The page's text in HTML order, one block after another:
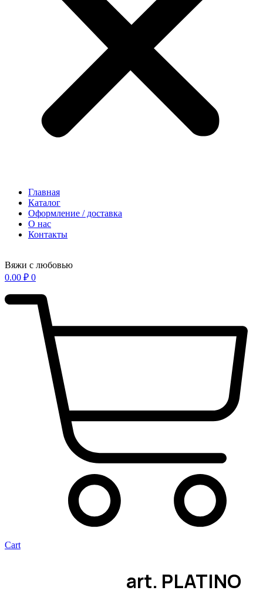
Главная
Каталог
Оформление / доставка
О нас
Контакты
Вяжи с любовью
0.00 ₽ 0
Cart
art. PLATINO